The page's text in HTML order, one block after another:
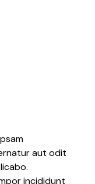
aut odit
incididunt